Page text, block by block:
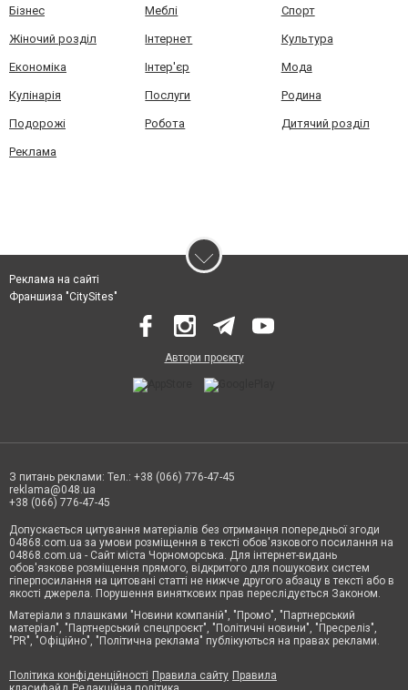
Бізнес Меблі Спорт
Жіночий розділ Інтернет Культура
Економіка Інтер'єр Мода
Кулінарія Послуги Родина
Подорожі Робота Дитячий розділ
Реклама
Реклама на сайті
Франшиза "CitySites"
Автори проєкту
З питань реклами: Тел.: +38 (066) 776-47-45
reklama@048.ua
+38 (066) 776-47-45
Допускається цитування матеріалів без отримання попередньої згоди
04868.com.ua за умови розміщення в тексті обов'язкового посилання на
04868.com.ua - Сайт міста Чорноморська. Для інтернет-видань
обов'язкове розміщення прямого, відкритого для пошукових систем
гіперпосилання на цитовані статті не нижче другого абзацу в тексті або в
якості джерела. Порушення виняткових прав переслідується Законом.
Матеріали з плашками "Новини компаній", "Промо", "Партнерський
матеріал", "Партнерський спецпроєкт", "Політичні новини", "Пресреліз",
"PR", "Офіційно", "Політична реклама" публікуються на правах реклами.
Політика конфіденційності Правила сайту Правила